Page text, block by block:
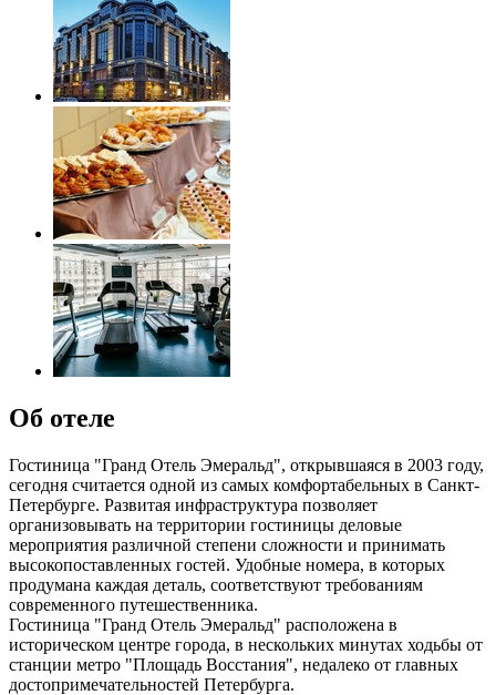
Об отеле
Гостиница "Гранд Отель Эмеральд", открывшаяся в 2003 году,
сегодня считается одной из самых комфортабельных в Санкт-
Петербурге. Развитая инфраструктура позволяет
организовывать на территории гостиницы деловые
мероприятия различной степени сложности и принимать
высокопоставленных гостей. Удобные номера, в которых
продумана каждая деталь, соответствуют требованиям
современного путешественника.
Гостиница "Гранд Отель Эмеральд" расположена в
историческом центре города, в нескольких минутах ходьбы от
станции метро "Площадь Восстания", недалеко от главных
достопримечательностей Петербурга.